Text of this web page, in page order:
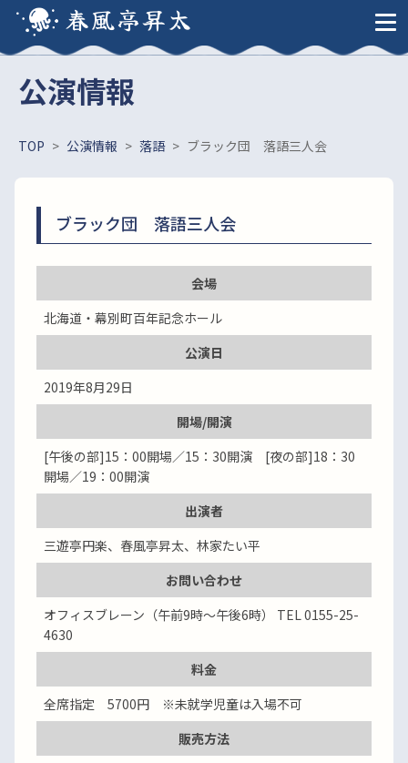
春風亭昇太
公演情報
TOP > 公演情報 > 落語 > ブラック団 落語三人会
ブラック団 落語三人会
会場
北海道・幕別町百年記念ホール
公演日
2019年8月29日
開場/開演
[午後の部]15：00開場／15：30開演 [夜の部]18：30
開場／19：00開演
出演者
三遊亭円楽、春風亭昇太、林家たい平
お問い合わせ
オフィスブレーン（午前9時～午後6時） TEL 0155-25-
4630
料金
全席指定 5700円 ※未就学児童は入場不可
販売方法